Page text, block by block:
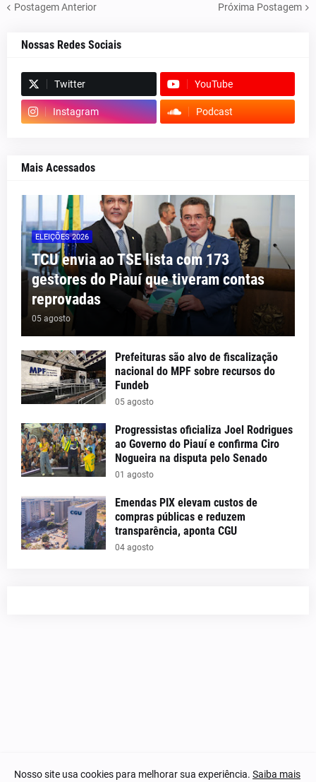
Postagem Anterior Próxima Postagem
Nossas Redes Sociais
Twitter YouTube
Instagram Podcast
Mais Acessados
ELEIÇÕES 2026
TCU envia ao TSE lista com 173
gestores do Piauí que tiveram contas
reprovadas
05 agosto
Prefeituras são alvo de fiscalização
nacional do MPF sobre recursos do
Fundeb
05 agosto
Progressistas oficializa Joel Rodrigues
ao Governo do Piauí e confirma Ciro
Nogueira na disputa pelo Senado
01 agosto
Emendas PIX elevam custos de
compras públicas e reduzem
transparência, aponta CGU
04 agosto
Nosso site usa cookies para melhorar sua experiência. Saiba mais